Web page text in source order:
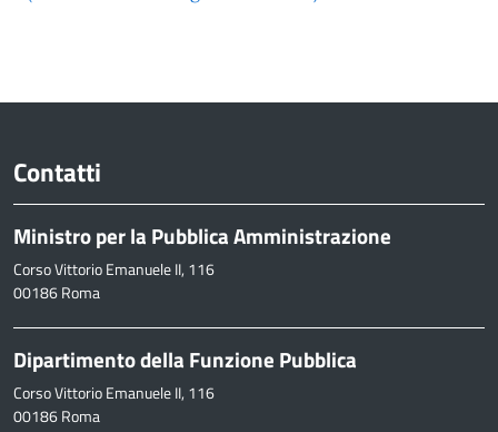
Contatti
Ministro per la Pubblica Amministrazione
Corso Vittorio Emanuele II, 116
00186 Roma
Dipartimento della Funzione Pubblica
Corso Vittorio Emanuele II, 116
00186 Roma